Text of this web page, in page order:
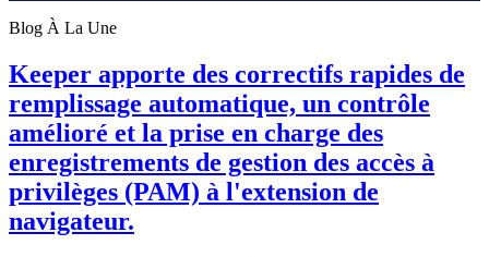
Blog À La Une
Keeper apporte des correctifs rapides de
remplissage automatique, un contrôle
amélioré et la prise en charge des
enregistrements de gestion des accès à
privilèges (PAM) à l'extension de
navigateur.